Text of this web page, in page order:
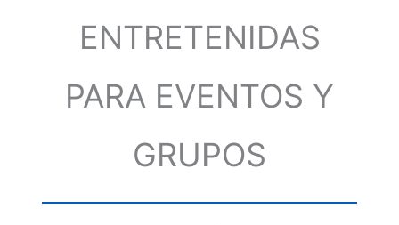
ENTRETENIDAS
PARA EVENTOS Y
GRUPOS